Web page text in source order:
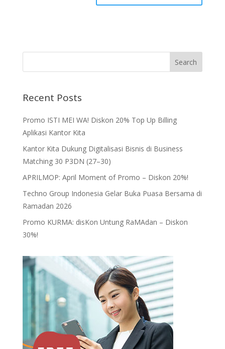
Recent Posts
Promo ISTI MEI WA! Diskon 20% Top Up Billing
Aplikasi Kantor Kita
Kantor Kita Dukung Digitalisasi Bisnis di Business
Matching 30 P3DN (27–30)
APRILMOP: April Moment of Promo – Diskon 20%!
Techno Group Indonesia Gelar Buka Puasa Bersama di
Ramadan 2026
Promo KURMA: disKon Untung RaMAdan – Diskon
30%!